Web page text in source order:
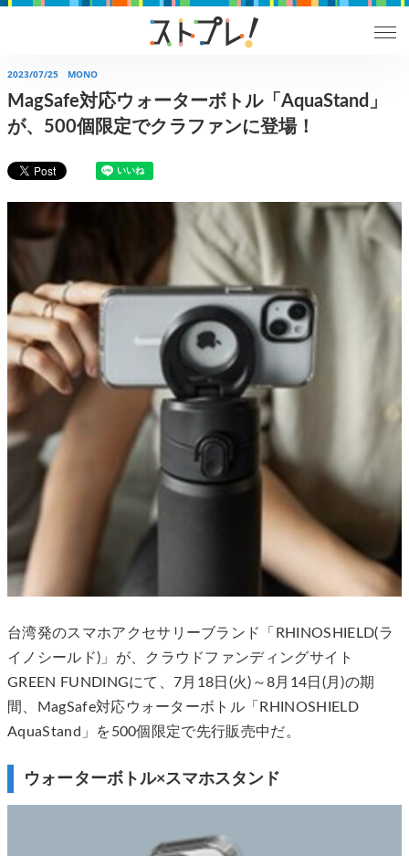
2023/07/25 MONO
MagSafe対応ウォーターボトル「AquaStand」
が、500個限定でクラファンに登場！
台湾発のスマホアクセサリーブランド「RHINOSHIELD(ラ
イノシールド)」が、クラウドファンディングサイト
GREEN FUNDINGにて、7月18日(火)～8月14日(月)の期
間、MagSafe対応ウォーターボトル「RHINOSHIELD
AquaStand」を500個限定で先行販売中だ。
ウォーターボトル×スマホスタンド